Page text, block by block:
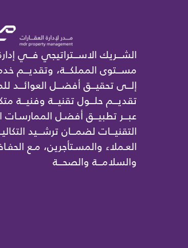
الشـــريك الاســـتراتيجي فـــي
مســـتوى المملكـــة، وتقديـــم
إلـــى تحقيـــق أفضـــل العوائـــد
تقديـــم حلـــول تقنيـــة وفنيـــة
عبـــر تطبيـــق أفضـل
التقنيـــات لضمـــان ترشـــيد
العـملاء والمسـتأجرين، مـع
والسلامـــة والصحـــة